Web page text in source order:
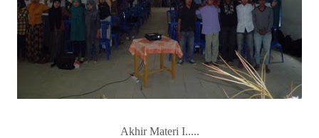
Akhir Materi I.....